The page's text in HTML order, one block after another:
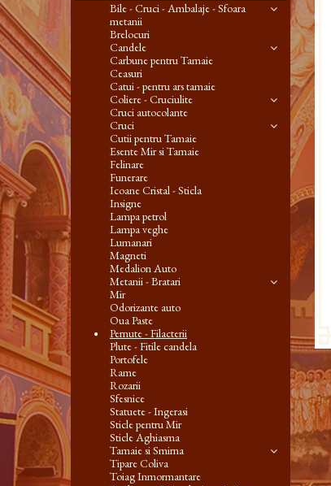
Bile - Cruci - Ambalaje - Sfoara
metanii
Brelocuri
Candele
Carbune pentru Tamaie
Ceasuri
Catui - pentru ars tamaie
Coliere - Cruciulite
Cruci autocolante
Cruci
Cutii pentru Tamaie
Esente Mir si Tamaie
Felinare
Funerare
Icoane Cristal - Sticla
Insigne
Lampa petrol
Lampa veghe
Lumanari
Magneti
Medalion Auto
Metanii - Bratari
Mir
Odorizante auto
Oua Paste
Pernute - Filacterii
Plute - Fitile candela
Portofele
Rame
Rozarii
Sfesnice
Statuete - Ingerasi
Sticle pentru Mir
Sticle Aghiasma
Tamaie si Smirna
Tipare Coliva
Toiag Inmormantare